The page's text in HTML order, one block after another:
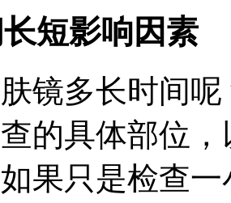
短影响因素
镜多长时间
的具体部位
果只是检查